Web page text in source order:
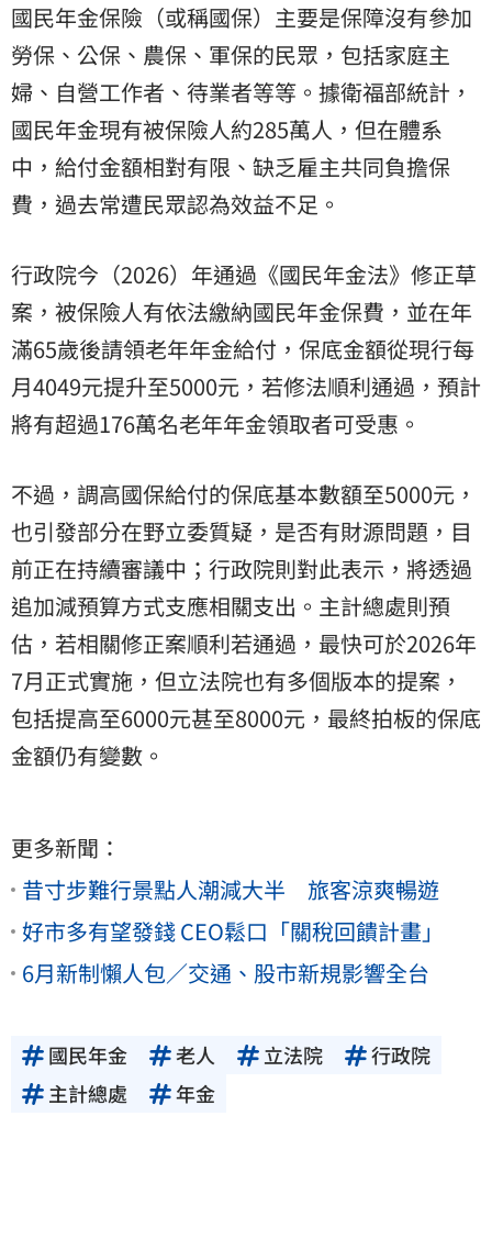
國民年金保險（或稱國保）主要是保障沒有參加
勞保、公保、農保、軍保的民眾，包括家庭主
婦、自營工作者、待業者等等。據衛福部統計，
國民年金現有被保險人約285萬人，但在體系
中，給付金額相對有限、缺乏雇主共同負擔保
費，過去常遭民眾認為效益不足。
行政院今（2026）年通過《國民年金法》修正草
案，被保險人有依法繳納國民年金保費，並在年
滿65歲後請領老年年金給付，保底金額從現行每
月4049元提升至5000元，若修法順利通過，預計
將有超過176萬名老年年金領取者可受惠。
不過，調高國保給付的保底基本數額至5000元，
也引發部分在野立委質疑，是否有財源問題，目
前正在持續審議中；行政院則對此表示，將透過
追加減預算方式支應相關支出。主計總處則預
估，若相關修正案順利若通過，最快可於2026年
7月正式實施，但立法院也有多個版本的提案，
包括提高至6000元甚至8000元，最終拍板的保底
金額仍有變數。
更多新聞：
昔寸步難行景點人潮減大半 旅客涼爽暢遊
好市多有望發錢 CEO鬆口「關稅回饋計畫」
6月新制懶人包／交通、股市新規影響全台
國民年金 老人 立法院
行政院
主計總處
年金